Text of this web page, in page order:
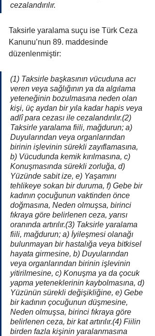
cezalandırılır.
Taksirle yaralama suçu ise Türk Ceza
Kanunu’nun 89. maddesinde
düzenlenmiştir:
(1) Taksirle başkasının vücuduna acı
veren veya sağlığının ya da algılama
yeteneğinin bozulmasına neden olan
kişi, üç aydan bir yıla kadar hapis veya
adlî para cezası ile cezalandırılır.(2)
Taksirle yaralama fiili, mağdurun; a)
Duyularından veya organlarından
birinin işlevinin sürekli zayıflamasına,
b) Vücudunda kemik kırılmasına, c)
Konuşmasında sürekli zorluğa, d)
Yüzünde sabit ize, e) Yaşamını
tehlikeye sokan bir duruma, f) Gebe bir
kadının çocuğunun vaktinden önce
doğmasına, Neden olmuşsa, birinci
fıkraya göre belirlenen ceza, yarısı
oranında artırılır.(3) Taksirle yaralama
fiili, mağdurun; a) İyileşmesi olanağı
bulunmayan bir hastalığa veya bitkisel
hayata girmesine, b) Duyularından
veya organlarından birinin işlevinin
yitirilmesine, c) Konuşma ya da çocuk
yapma yeteneklerinin kaybolmasına, d)
Yüzünün sürekli değişikliğine, e) Gebe
bir kadının çocuğunun düşmesine,
Neden olmuşsa, birinci fıkraya göre
belirlenen ceza, bir kat artırılır.(4) Fiilin
birden fazla kişinin yaralanmasına